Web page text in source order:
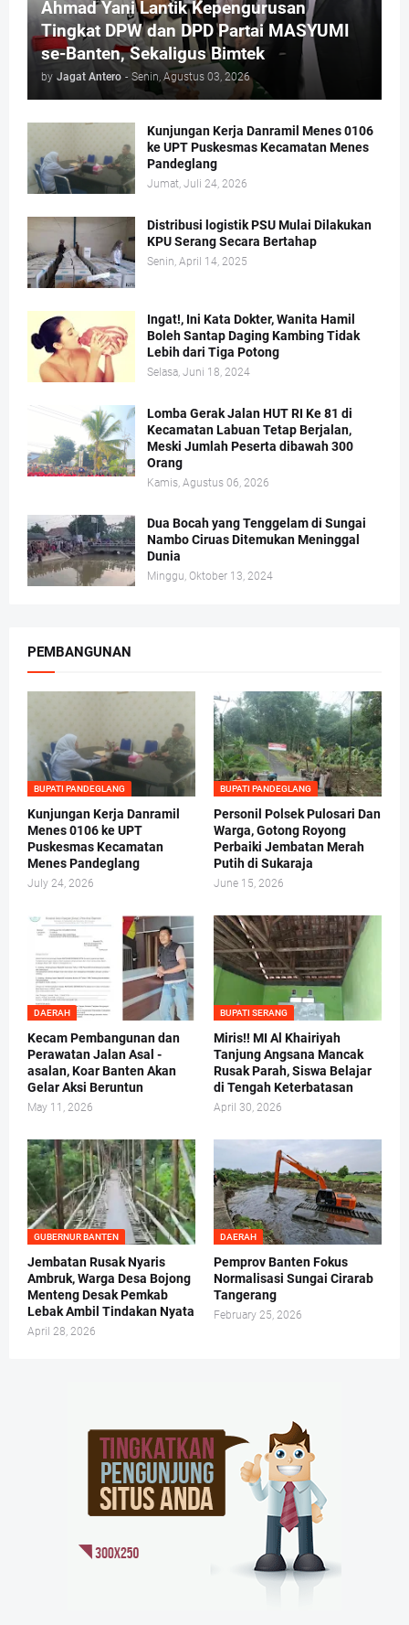
Ahmad Yani Lantik Kepengurusan
Tingkat DPW dan DPD Partai MASYUMI
se-Banten, Sekaligus Bimtek
by Jagat Antero - Senin, Agustus 03, 2026
Kunjungan Kerja Danramil Menes 0106
ke UPT Puskesmas Kecamatan Menes
Pandeglang
Jumat, Juli 24, 2026
Distribusi logistik PSU Mulai Dilakukan
KPU Serang Secara Bertahap
Senin, April 14, 2025
Ingat!, Ini Kata Dokter, Wanita Hamil
Boleh Santap Daging Kambing Tidak
Lebih dari Tiga Potong
Selasa, Juni 18, 2024
Lomba Gerak Jalan HUT RI Ke 81 di
Kecamatan Labuan Tetap Berjalan,
Meski Jumlah Peserta dibawah 300
Orang
Kamis, Agustus 06, 2026
Dua Bocah yang Tenggelam di Sungai
Nambo Ciruas Ditemukan Meninggal
Dunia
Minggu, Oktober 13, 2024
PEMBANGUNAN
BUPATI PANDEGLANG
Kunjungan Kerja Danramil
Menes 0106 ke UPT
Puskesmas Kecamatan
Menes Pandeglang
July 24, 2026
BUPATI PANDEGLANG
Personil Polsek Pulosari Dan
Warga, Gotong Royong
Perbaiki Jembatan Merah
Putih di Sukaraja
June 15, 2026
DAERAH
Kecam Pembangunan dan
Perawatan Jalan Asal -
asalan, Koar Banten Akan
Gelar Aksi Beruntun
May 11, 2026
BUPATI SERANG
Miris!! MI Al Khairiyah
Tanjung Angsana Mancak
Rusak Parah, Siswa Belajar
di Tengah Keterbatasan
April 30, 2026
GUBERNUR BANTEN
Jembatan Rusak Nyaris
Ambruk, Warga Desa Bojong
Menteng Desak Pemkab
Lebak Ambil Tindakan Nyata
April 28, 2026
DAERAH
Pemprov Banten Fokus
Normalisasi Sungai Cirarab
Tangerang
February 25, 2026